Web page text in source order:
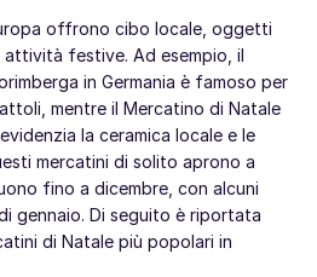
offrono cibo locale, oggetti
festive. Ad esempio, il
in Germania è famoso per
mentre il Mercatino di Natale
la ceramica locale e le
mercatini di solito aprono a
fino a dicembre, con alcuni
gennaio. Di seguito è riportata
di Natale più popolari in